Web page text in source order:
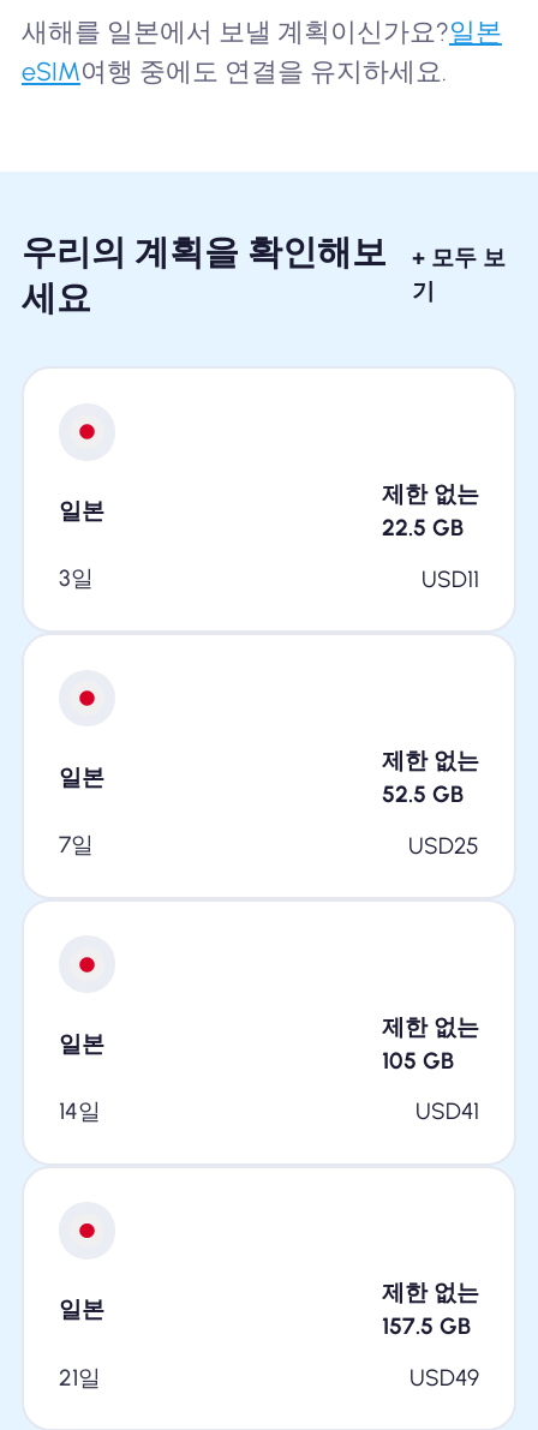
새해를 일본에서 보낼 계획이신가요?일본
eSIM여행 중에도 연결을 유지하세요.
우리의 계획을 확인해보
세요
+ 모두 보
기
일본
제한 없는
22.5 GB
3일
USD11
일본
제한 없는
52.5 GB
7일
USD25
일본
제한 없는
105 GB
14일
USD41
일본
제한 없는
157.5 GB
21일
USD49